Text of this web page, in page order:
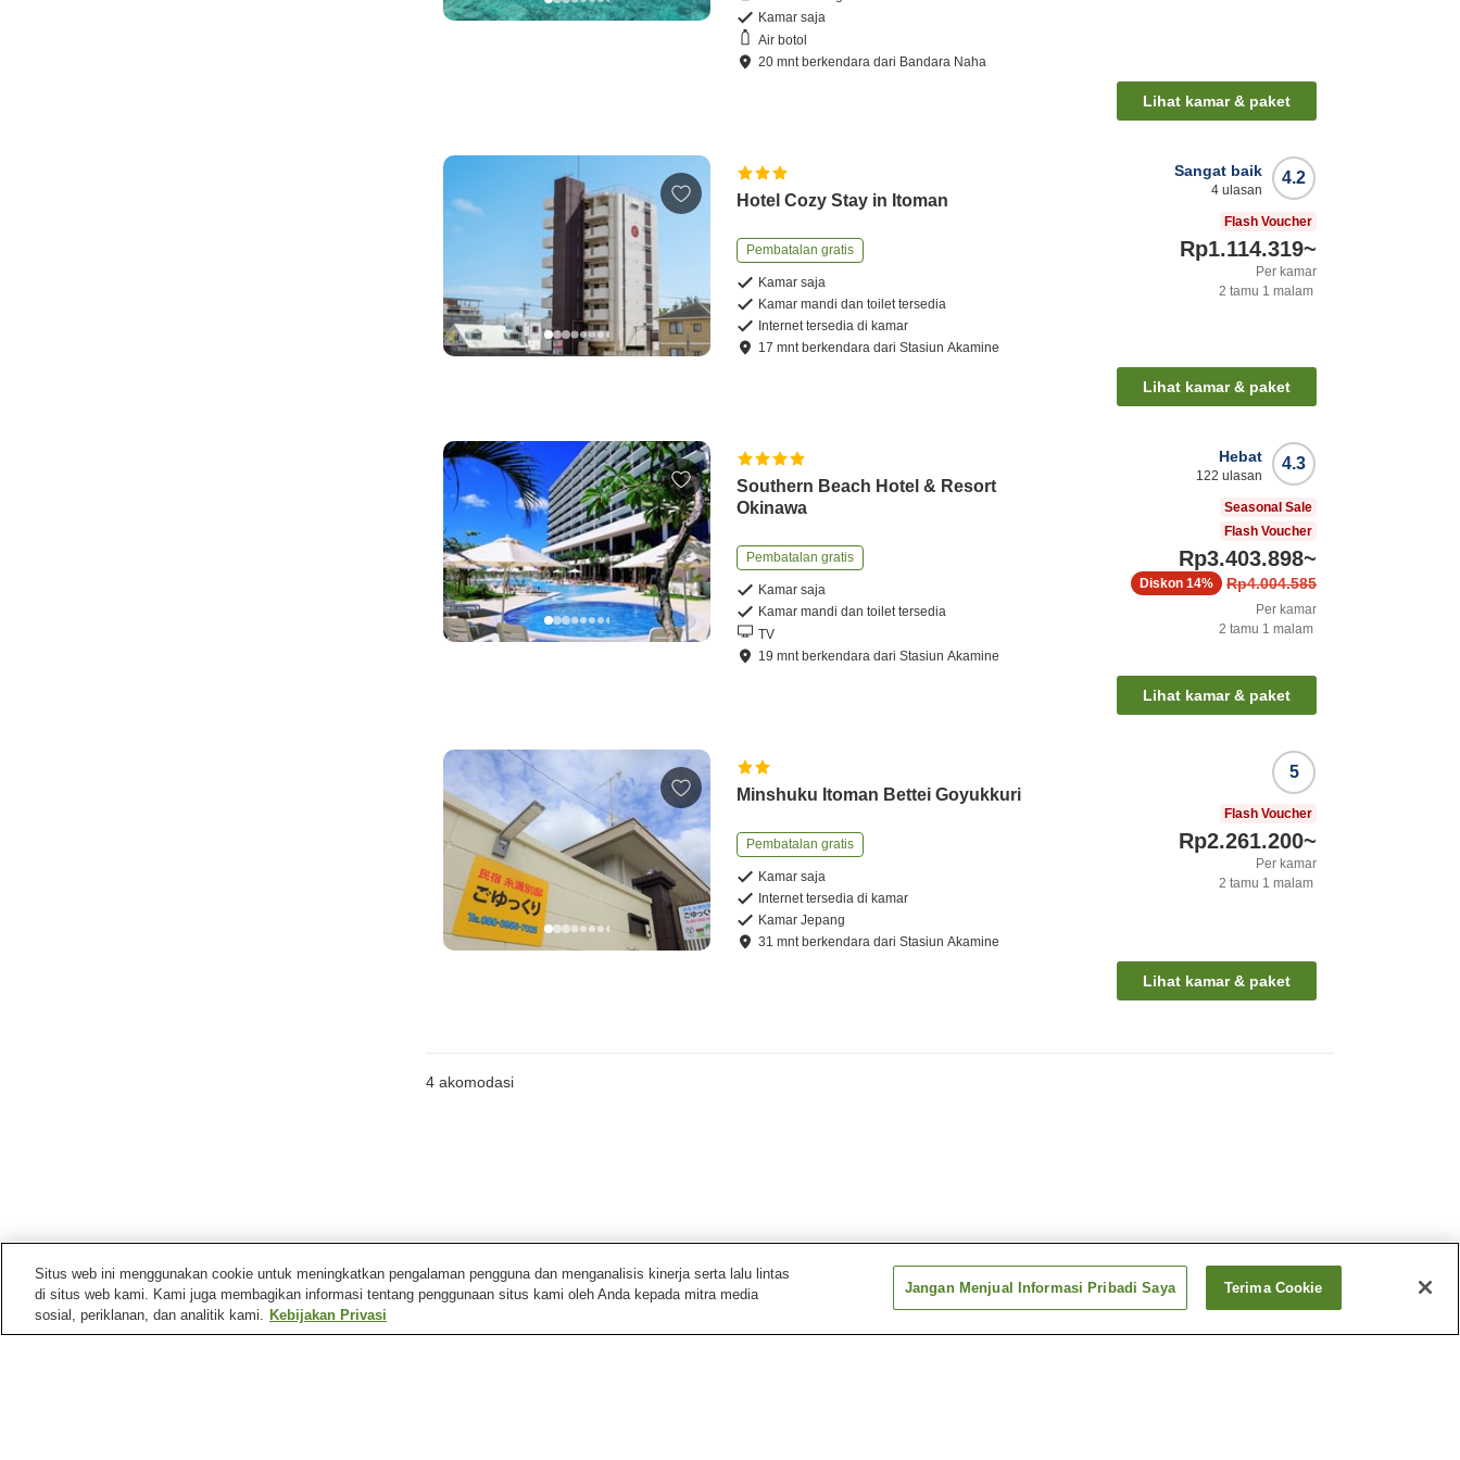
Kamar saja
Air botol
20 mnt berkendara dari Bandara Naha
Lihat kamar & paket
Hotel Cozy Stay in Itoman
Pembatalan gratis
Kamar saja
Kamar mandi dan toilet tersedia
Internet tersedia di kamar
17 mnt berkendara dariStasiun Akamine
4.2
Sangat baik
4 ulasan
Flash Voucher
Rp1.114.319~
Per kamar
2 tamu 1 malam
Lihat kamar & paket
Southern Beach Hotel & Resort
Okinawa
Pembatalan gratis
Kamar saja
Kamar mandi dan toilet tersedia
TV
19 mnt berkendara dariStasiun Akamine
4.3
Hebat
122 ulasan
Seasonal Sale
Flash Voucher
Rp3.403.898~
Rp4.004.585
Diskon 14%
Per kamar
2 tamu 1 malam
Lihat kamar & paket
Minshuku Itoman Bettei Goyukkuri
Pembatalan gratis
Kamar saja
Internet tersedia di kamar
Kamar Jepang
31 mnt berkendara dariStasiun Akamine
5
Flash Voucher
Rp2.261.200~
Per kamar
2 tamu 1 malam
Lihat kamar & paket
4 akomodasi
Kota Itoman
Situs web ini menggunakan cookie untuk meningkatkan pengalaman pengguna dan menganalisis kinerja serta lalu lintas
di situs web kami. Kami juga membagikan informasi tentang penggunaan situs kami oleh Anda kepada mitra media
sosial, periklanan, dan analitik kami. Kebijakan Privasi
Jangan Menjual Informasi Pribadi Saya Terima Cookie